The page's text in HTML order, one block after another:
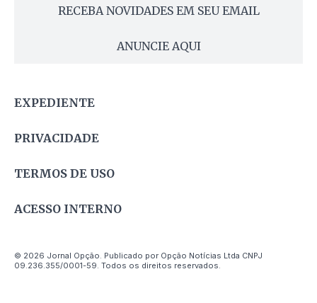
RECEBA NOVIDADES EM SEU EMAIL
ANUNCIE AQUI
EXPEDIENTE
PRIVACIDADE
TERMOS DE USO
ACESSO INTERNO
© 2026 Jornal Opção. Publicado por Opção Notícias Ltda CNPJ
09.236.355/0001-59. Todos os direitos reservados.